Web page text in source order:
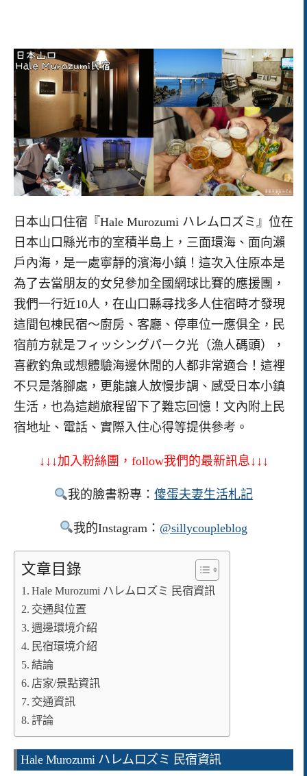
日本山口住宿『Hale Murozumi ハレムロズミ』位在
日本山口縣光市的室積半島上，三面環海、面向瀨
戶內海，是一處寧靜的濱海小鎮！這次入住原本是
為了去當朋友的女兒參加全國網球比賽的應援團，
我們一行近10人，在山口縣尋找多人住宿時才發現
這間包棟民宿～廚房、客廳、停車位一應俱全，民
宿前方就是フィッシングパーク光（漁人碼頭），
喜歡釣魚或想體驗海邊休閒的人都非常適合！這裡
不只是落腳處，更能讓人放慢步調、感受日本小鎮
生活，也為這趟旅程留下了難忘回憶！文內附上民
宿地址、電話、實際入住心得等提供參考。
↓↓↓加入粉絲團，follow我們的最新訊息↓↓↓
我的臉書粉專：傻蛋夫妻生活札記
我的Instagram： @sillycoupleblog
文章目錄
Hale Murozumi ハレムロズミ 民宿資訊
交通與位置
週邊環境介紹
民宿環境介紹
結論
店家/景點資訊
交通資訊
評論
Hale Murozumi ハレムロズミ 民宿資訊